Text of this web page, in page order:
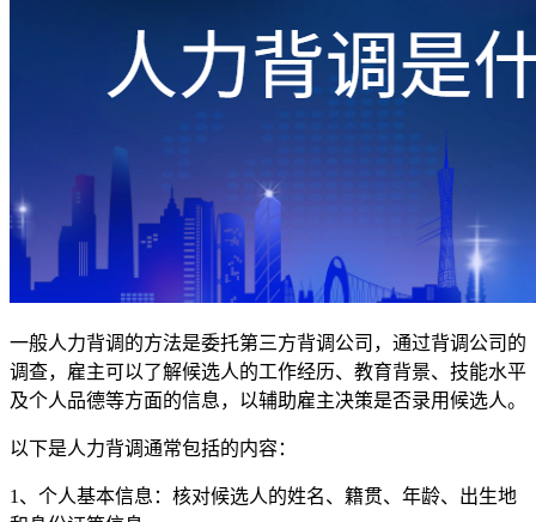
一般人力背调的方法是委托第三方背调公司，通过背调公司的
调查，雇主可以了解候选人的工作经历、教育背景、技能水平
及个人品德等方面的信息，以辅助雇主决策是否录用候选人。
以下是人力背调通常包括的内容：
1、个人基本信息：核对候选人的姓名、籍贯、年龄、出生地